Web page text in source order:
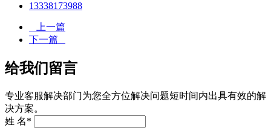
13338173988
上一篇
下一篇
给我们留言
专业客服解决部门为您全方位解决问题短时间内出具有效的解
决方案。
姓 名*